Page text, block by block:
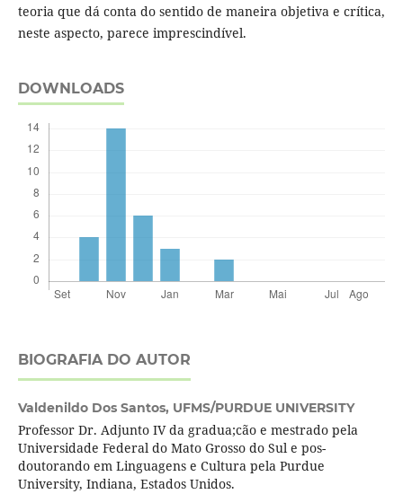
teoria que dá conta do sentido de maneira objetiva e crítica,
neste aspecto, parece imprescindível.
DOWNLOADS
BIOGRAFIA DO AUTOR
Valdenildo Dos Santos, UFMS/PURDUE UNIVERSITY
Professor Dr. Adjunto IV da gradua;cão e mestrado pela
Universidade Federal do Mato Grosso do Sul e pos-
doutorando em Linguagens e Cultura pela Purdue
University, Indiana, Estados Unidos.